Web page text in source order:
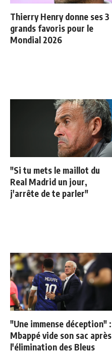
Thierry Henry donne ses 3
grands favoris pour le
Mondial 2026
"Si tu mets le maillot du
Real Madrid un jour,
j'arrête de te parler"
"Une immense déception" :
Mbappé vide son sac après
l'élimination des Bleus